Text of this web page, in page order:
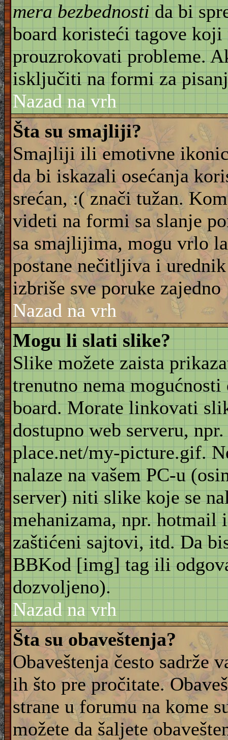
mera bezbednostida bi
board koristeći tagove
prouzrokovati probleme.
isključiti na formi za
Nazad na vrh
Šta su smajliji?
Smajliji ili emotivne
da bi iskazali osećanja
srećan, :( znači tužan.
videti na formi sa slanje
sa smajlijima, mogu vrlo
postane nečitljiva i
izbriše sve poruke zajedno
Nazad na vrh
Mogu li slati slike?
Slike možete zaista
trenutno nema
board. Morate linkovati
dostupno web serveru,
place.net/my-picture.gif.
nalaze na vašem PC-u
server) niti slike koje se
mehanizama, npr.
zaštićeni sajtovi, itd. Da
BBKod [img] tag ili
dozvoljeno).
Nazad na vrh
Šta su obaveštenja?
Obaveštenja često sadrže
ih što pre pročitate.
strane u forumu na kome
možete da šaljete